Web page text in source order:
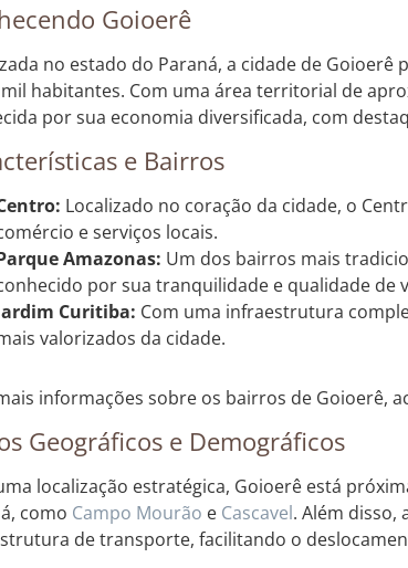
Goioerê
no estado do Paraná, a cidade de
habitantes. Com uma área territorial de
por sua economia diversificada, com
e Bairros
Localizado no coração da cidade, o
e serviços locais.
Amazonas: Um dos bairros mais
por sua tranquilidade e qualidade de
Curitiba: Com uma infraestrutura
valorizados da cidade.
informações sobre os bairros de Goioerê,
Geográficos e Demográficos
localização estratégica, Goioerê está
como Campo Mourão e Cascavel. Além disso,
de transporte, facilitando o